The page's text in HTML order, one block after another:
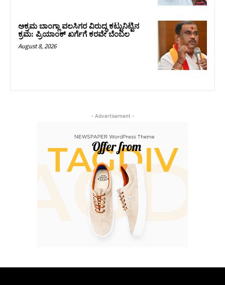
ಅಕ್ರಮ ಬಾಂಗ್ಲಾ ವಲಸಿಗರ ವಿರುದ್ಧ ಕಟ್ಟುನಿಟ್ಟಿನ
ಕ್ರಮ: ಪ್ರಿಯಾಂಕ್ ಖರ್ಗೆಗೆ ಕರವೇ ಬೆಂಬಲ
August 8, 2026
- Advertisement -